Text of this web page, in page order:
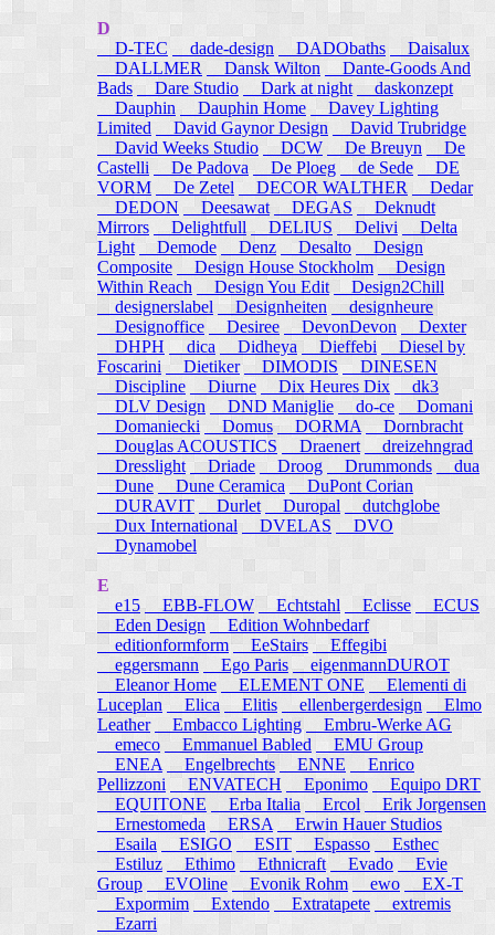
D
D-TEC
dade-design DADObaths
Daisalux
DALLMER
Dansk Wilton
Dante-Goods And
Bads
Dare Studio Dark at night
daskonzept
Dauphin
Dauphin Home
Davey Lighting
Limited
David Gaynor Design
David Trubridge
David Weeks Studio
DCW De Breuyn
De
Castelli
De Padova De Ploeg de Sede
DE
VORM
De Zetel DECOR WALTHER
Dedar
DEDON
Deesawat DEGAS
Deknudt
Mirrors
Delightfull DELIUS Delivi
Delta
Light
Demode Denz Desalto
Design
Composite
Design House Stockholm
Design
Within Reach
Design You Edit
Design2Chill
designerslabel
Designheiten
designheure
Designoffice
Desiree DevonDevon
Dexter
DHPH
dica Didheya Dieffebi
Diesel by
Foscarini
Dietiker DIMODIS
DINESEN
Discipline
Diurne Dix Heures Dix
dk3
DLV Design
DND Maniglie do-ce
Domani
Domaniecki
Domus DORMA
Dornbracht
Douglas ACOUSTICS
Draenert
dreizehngrad
Dresslight Driade Droog Drummonds
dua
Dune
Dune Ceramica
DuPont Corian
DURAVIT
Durlet Duropal
dutchglobe
Dux International
DVELAS
DVO
Dynamobel
E
e15 EBB-FLOW Echtstahl Eclisse
ECUS
Eden Design
Edition Wohnbedarf
editionformform
EeStairs
Effegibi
eggersmann
Ego Paris
eigenmannDUROT
Eleanor Home
ELEMENT ONE
Elementi di
Luceplan
Elica Elitis ellenbergerdesign
Elmo
Leather
Embacco Lighting
Embru-Werke AG
emeco
Emmanuel Babled
EMU Group
ENEA
Engelbrechts ENNE
Enrico
Pellizzoni ENVATECH Eponimo
Equipo DRT
EQUITONE
Erba Italia Ercol
Erik Jorgensen
Ernestomeda
ERSA
Erwin Hauer Studios
Esaila
ESIGO ESIT Espasso
Esthec
Estiluz
Ethimo Ethnicraft Evado
Evie
Group
EVOline Evonik Rohm ewo
EX-T
Expormim
Extendo Extratapete
extremis
Ezarri